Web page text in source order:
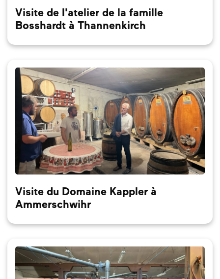
Visite de l'atelier de la famille
Bosshardt à Thannenkirch
Visite du Domaine Kappler à
Ammerschwihr